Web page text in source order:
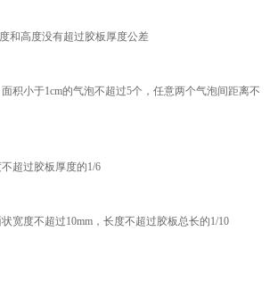
和高度没有超过胶板厚度公差
积小于1cm的气泡不超过5个，任意两个气泡间距离不
超过胶板厚度的1/6
宽度不超过10mm，长度不超过胶板总长的1/10